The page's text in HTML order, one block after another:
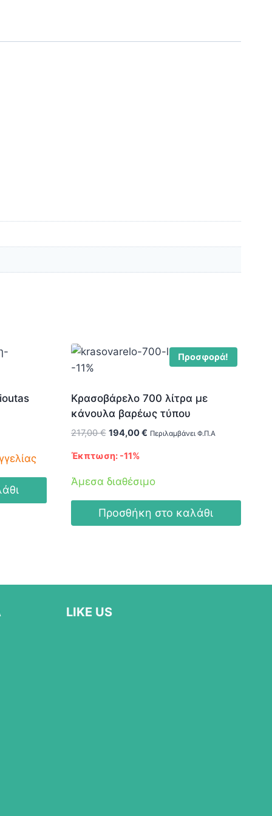
Προσφορά!
-11%
Κρασοβάρελο 700 λίτρα με
κάνουλα βαρέως τύπου
217,00€ Original
was:
217,00 €.
194,00€Η
194,00 €.
Περιλαμβάνει Φ.Π.Α
Έκπτωση: -11%
Άμεσα διαθέσιμο
Προσθήκη στο καλάθι
LIKE US